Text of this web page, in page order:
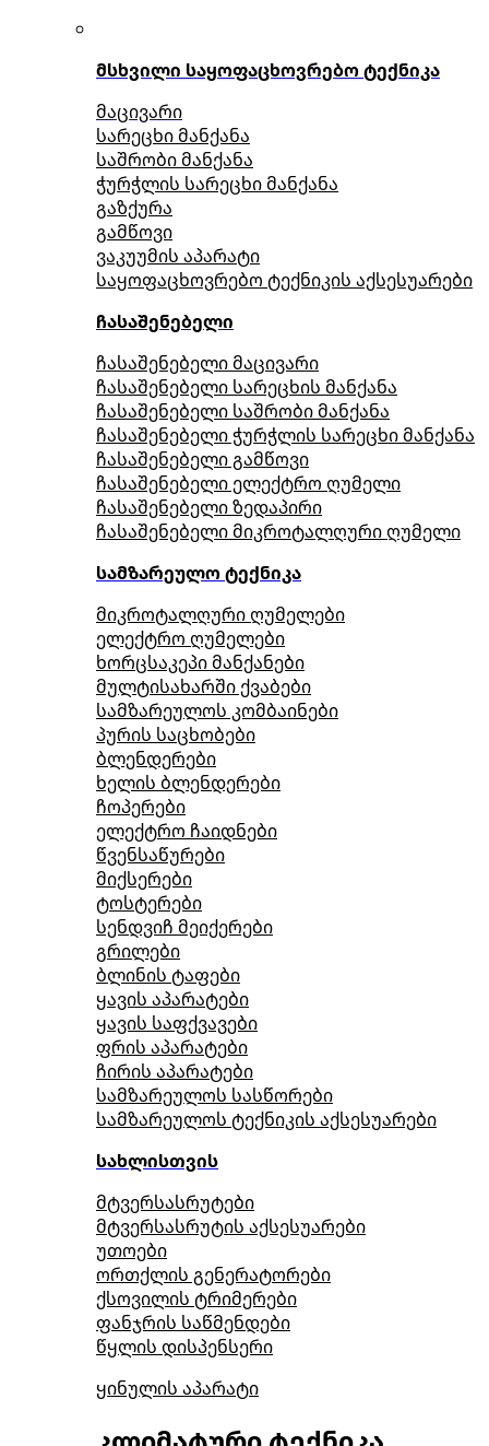
მსხვილი საყოფაცხოვრებო ტექნიკა
მაცივარი
სარეცხი მანქანა
საშრობი მანქანა
ჭურჭლის სარეცხი მანქანა
გაზქურა
გამწოვი
ვაკუუმის აპარატი
საყოფაცხოვრებო ტექნიკის აქსესუარები
ჩასაშენებელი
ჩასაშენებელი მაცივარი
ჩასაშენებელი სარეცხის მანქანა
ჩასაშენებელი საშრობი მანქანა
ჩასაშენებელი ჭურჭლის სარეცხი მანქანა
ჩასაშენებელი გამწოვი
ჩასაშენებელი ელექტრო ღუმელი
ჩასაშენებელი ზედაპირი
ჩასაშენებელი მიკროტალღური ღუმელი
სამზარეულო ტექნიკა
მიკროტალღური ღუმელები
ელექტრო ღუმელები
ხორცსაკეპი მანქანები
მულტისახარში ქვაბები
სამზარეულოს კომბაინები
პურის საცხობები
ბლენდერები
ხელის ბლენდერები
ჩოპერები
ელექტრო ჩაიდნები
წვენსაწურები
მიქსერები
ტოსტერები
სენდვიჩ მეიქერები
გრილები
ბლინის ტაფები
ყავის აპარატები
ყავის საფქვავები
ფრის აპარატები
ჩირის აპარატები
სამზარეულოს სასწორები
სამზარეულოს ტექნიკის აქსესუარები
სახლისთვის
მტვერსასრუტები
მტვერსასრუტის აქსესუარები
უთოები
ორთქლის გენერატორები
ქსოვილის ტრიმერები
ფანჯრის საწმენდები
წყლის დისპენსერი
ყინულის აპარატი